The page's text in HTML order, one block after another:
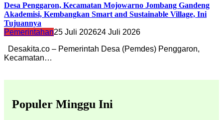
Desa Penggaron, Kecamatan Mojowarno Jombang Gandeng
Akademisi, Kembangkan Smart and Sustainable Village, Ini
Tujuannya
Pemerintahan25 Juli 202624 Juli 2026
Desakita.co – Pemerintah Desa (Pemdes) Penggaron,
Kecamatan…
Populer Minggu Ini